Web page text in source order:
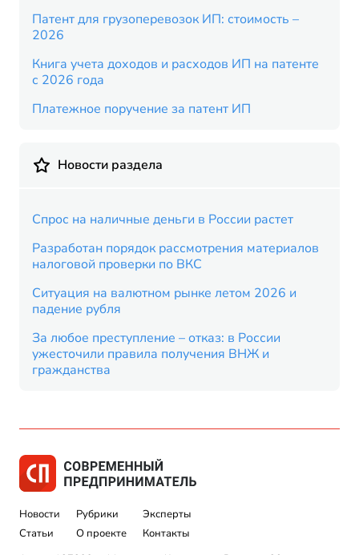
Патент для грузоперевозок ИП: стоимость –
2026
Книга учета доходов и расходов ИП на патенте
с 2026 года
Платежное поручение за патент ИП
Новости раздела
Спрос на наличные деньги в России растет
Разработан порядок рассмотрения материалов
налоговой проверки по ВКС
Ситуация на валютном рынке летом 2026 и
падение рубля
За любое преступление – отказ: в России
ужесточили правила получения ВНЖ и
гражданства
Новости
Статьи
Рубрики
О проекте
Эксперты
Контакты